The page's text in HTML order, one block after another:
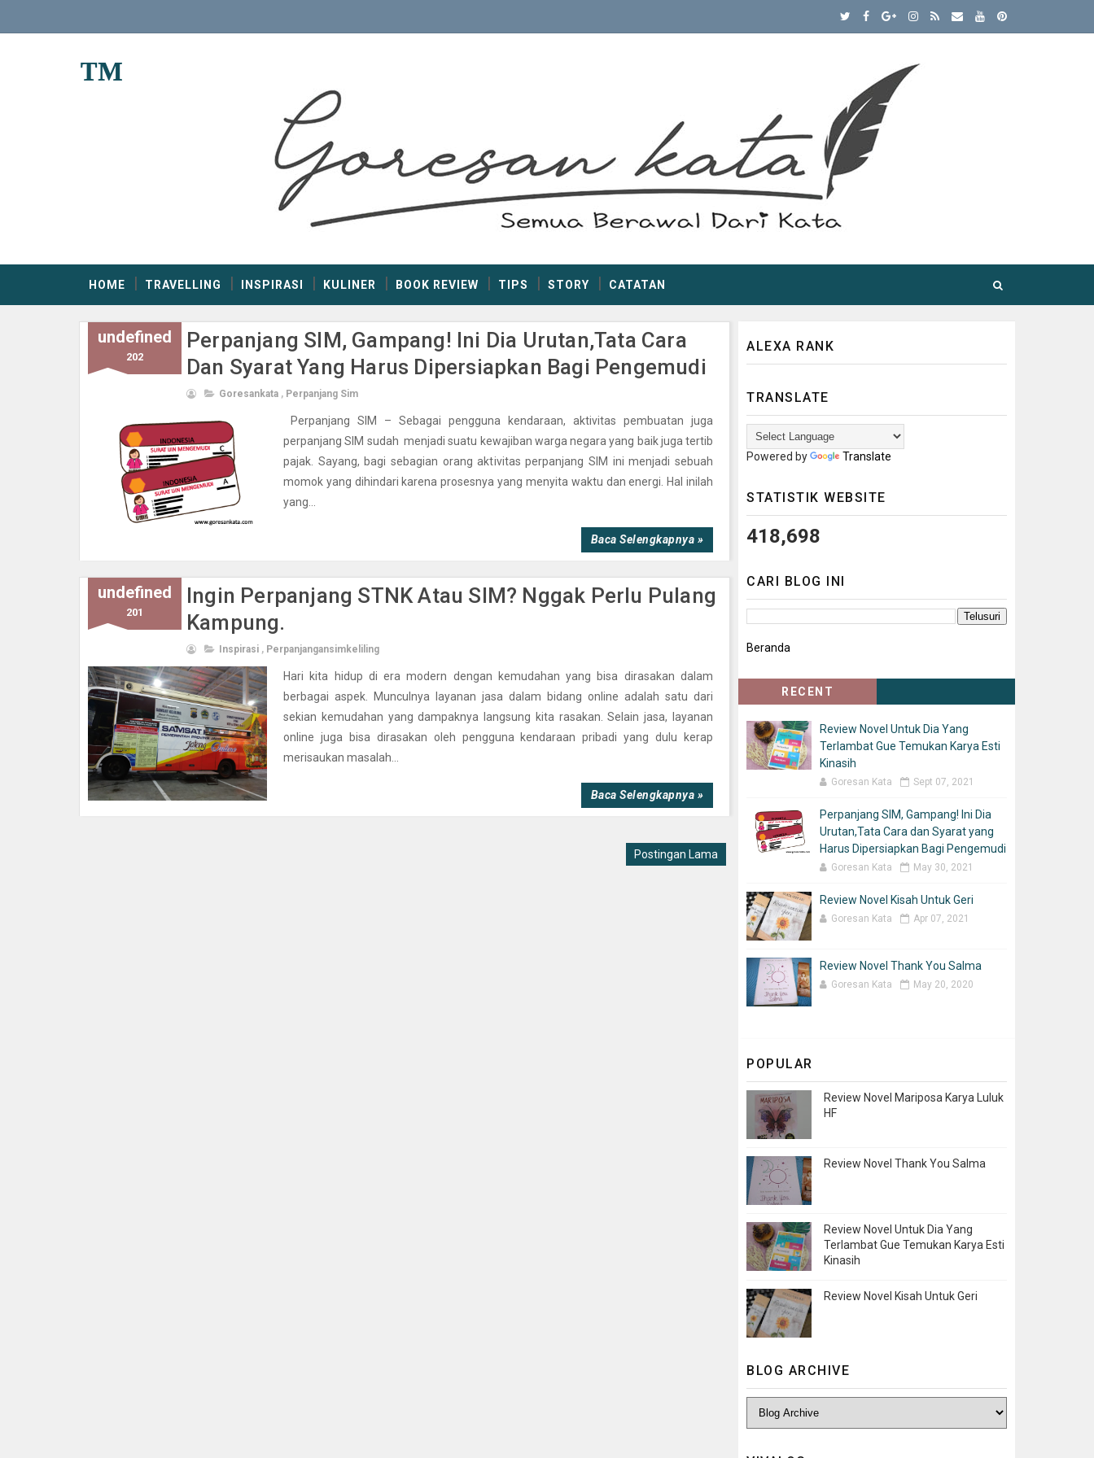
™
HOME TRAVELLING INSPIRASI KULINER BOOK REVIEW TIPS STORY CATATAN
undefined
202
Perpanjang SIM, Gampang! Ini Dia Urutan,Tata Cara
Dan Syarat Yang Harus Dipersiapkan Bagi Pengemudi
Goresankata , Perpanjang Sim
Perpanjang SIM – Sebagai pengguna kendaraan, aktivitas pembuatan juga
perpanjang SIM sudah menjadi suatu kewajiban warga negara yang baik juga tertib
pajak. Sayang, bagi sebagian orang aktivitas perpanjang SIM ini menjadi sebuah
momok yang dihindari karena prosesnya yang menyita waktu dan energi. Hal inilah
yang...
Baca Selengkapnya »
undefined
201
Ingin Perpanjang STNK Atau SIM? Nggak Perlu Pulang
Kampung.
Inspirasi , Perpanjangansimkeliling
Hari kita hidup di era modern dengan kemudahan yang bisa dirasakan dalam
berbagai aspek. Munculnya layanan jasa dalam bidang online adalah satu dari
sekian kemudahan yang dampaknya langsung kita rasakan. Selain jasa, layanan
online juga bisa dirasakan oleh pengguna kendaraan pribadi yang dulu kerap
merisaukan masalah...
Baca Selengkapnya »
Postingan Lama
ALEXA RANK
TRANSLATE
Powered by Translate
STATISTIK WEBSITE
418,698
CARI BLOG INI
Beranda
RECENT
Review Novel Untuk Dia Yang
Terlambat Gue Temukan Karya Esti
Kinasih
Goresan Kata Sept 07, 2021
Perpanjang SIM, Gampang! Ini Dia
Urutan,Tata Cara dan Syarat yang
Harus Dipersiapkan Bagi Pengemudi
Goresan Kata May 30, 2021
Review Novel Kisah Untuk Geri
Goresan Kata Apr 07, 2021
Review Novel Thank You Salma
Goresan Kata May 20, 2020
POPULAR
Review Novel Mariposa Karya Luluk
HF
Review Novel Thank You Salma
Review Novel Untuk Dia Yang
Terlambat Gue Temukan Karya Esti
Kinasih
Review Novel Kisah Untuk Geri
BLOG ARCHIVE